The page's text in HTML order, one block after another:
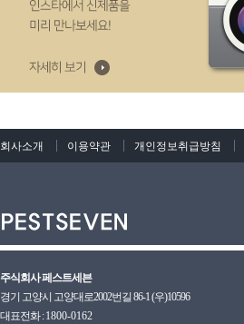
회사소개 이용약관 개인정보취급방침
주식회사 페스트세븐
경기 고양시 고양대로2002번길 86-1 (우)10596
대표전화 :1800-0162